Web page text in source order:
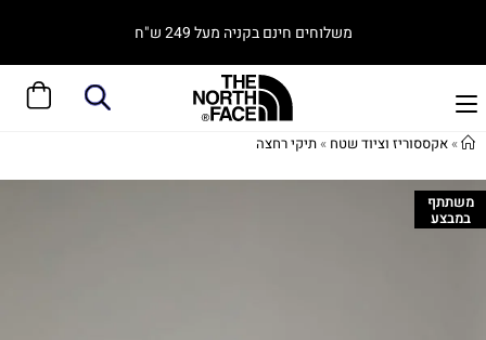
משלוחים חינם בקניה מעל 249 ש"ח
»אקססוריז וציוד שטח »תיקי רחצה
משתתף
במבצע